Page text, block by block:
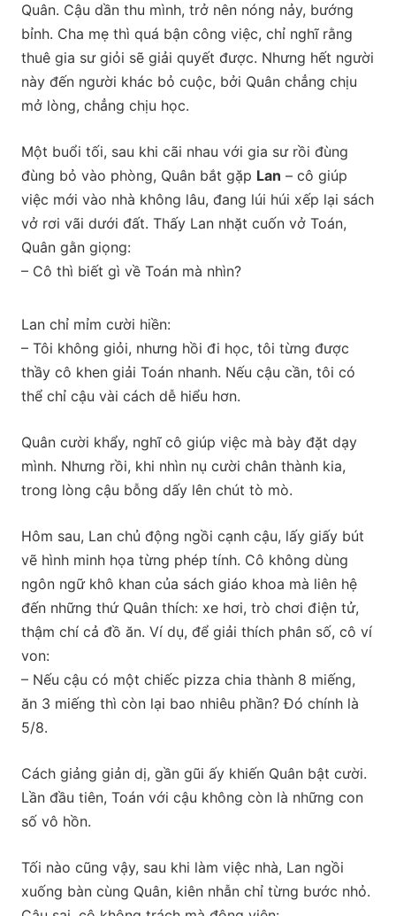
Quân. Cậu dần thu mình, trở nên nóng nảy, bướng
bỉnh. Cha mẹ thì quá bận công việc, chỉ nghĩ rằng
thuê gia sư giỏi sẽ giải quyết được. Nhưng hết người
này đến người khác bỏ cuộc, bởi Quân chẳng chịu
mở lòng, chẳng chịu học.
Một buổi tối, sau khi cãi nhau với gia sư rồi đùng
đùng bỏ vào phòng, Quân bắt gặp Lan – cô giúp
việc mới vào nhà không lâu, đang lúi húi xếp lại sách
vở rơi vãi dưới đất. Thấy Lan nhặt cuốn vở Toán,
Quân gằn giọng:
– Cô thì biết gì về Toán mà nhìn?
Lan chỉ mỉm cười hiền:
– Tôi không giỏi, nhưng hồi đi học, tôi từng được
thầy cô khen giải Toán nhanh. Nếu cậu cần, tôi có
thể chỉ cậu vài cách dễ hiểu hơn.
Quân cười khẩy, nghĩ cô giúp việc mà bày đặt dạy
mình. Nhưng rồi, khi nhìn nụ cười chân thành kia,
trong lòng cậu bỗng dấy lên chút tò mò.
Hôm sau, Lan chủ động ngồi cạnh cậu, lấy giấy bút
vẽ hình minh họa từng phép tính. Cô không dùng
ngôn ngữ khô khan của sách giáo khoa mà liên hệ
đến những thứ Quân thích: xe hơi, trò chơi điện tử,
thậm chí cả đồ ăn. Ví dụ, để giải thích phân số, cô ví
von:
– Nếu cậu có một chiếc pizza chia thành 8 miếng,
ăn 3 miếng thì còn lại bao nhiêu phần? Đó chính là
5/8.
Cách giảng giản dị, gần gũi ấy khiến Quân bật cười.
Lần đầu tiên, Toán với cậu không còn là những con
số vô hồn.
Tối nào cũng vậy, sau khi làm việc nhà, Lan ngồi
xuống bàn cùng Quân, kiên nhẫn chỉ từng bước nhỏ.